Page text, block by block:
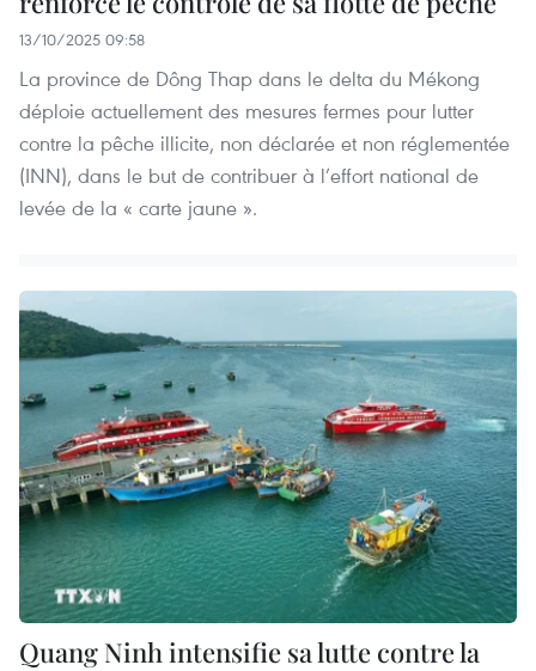
13/10/2025 09:58
La province de Dông Thap dans le delta du Mékong
déploie actuellement des mesures fermes pour lutter
contre la pêche illicite, non déclarée et non réglementée
(INN), dans le but de contribuer à l’effort national de
levée de la « carte jaune ».
Quang Ninh intensifie sa lutte contre la